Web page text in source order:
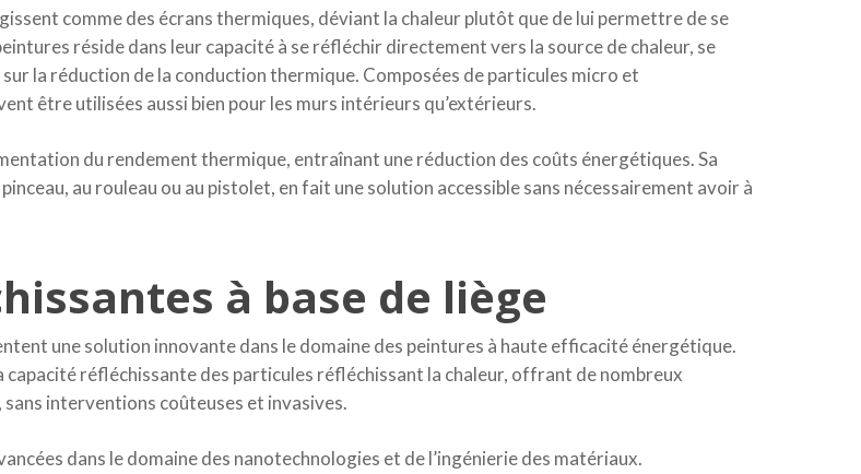
comme des écrans thermiques, déviant la chaleur plutôt que de lui permettre de se
réside dans leur capacité à se réfléchir directement vers la source de chaleur, se
la réduction de la conduction thermique. Composées de particules micro et
être utilisées aussi bien pour les murs intérieurs qu’extérieurs.
du rendement thermique, entraînant une réduction des coûts énergétiques. Sa
au rouleau ou au pistolet, en fait une solution accessible sans nécessairement avoir à
à base de liège
une solution innovante dans le domaine des peintures à haute efficacité énergétique.
réfléchissante des particules réfléchissant la chaleur, offrant de nombreux
interventions coûteuses et invasives.
dans le domaine des nanotechnologies et de l’ingénierie des matériaux.